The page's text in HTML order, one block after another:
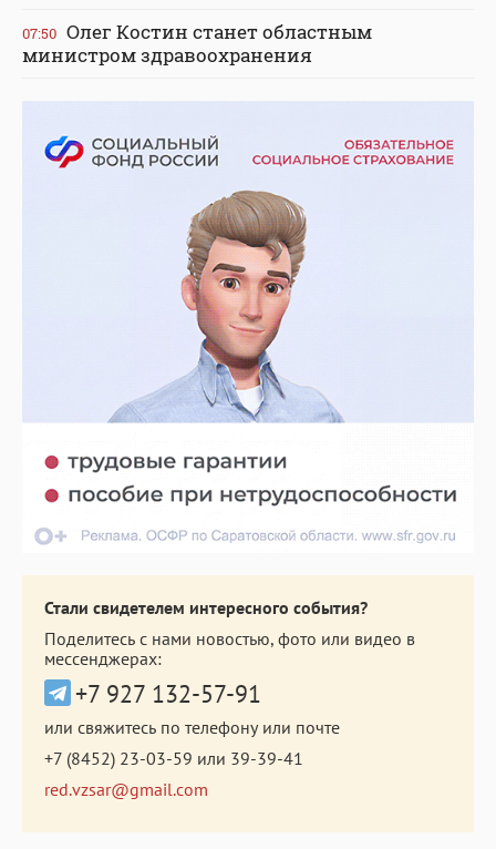
07:50 Олег Костин станет областным
министром здравоохранения
Стали свидетелем интересного события?
Поделитесь с нами новостью, фото или видео в
мессенджерах:
+7 927 132-57-91
или свяжитесь по телефону или почте
+7 (8452) 23-03-59 или 39-39-41
red.vzsar@gmail.com